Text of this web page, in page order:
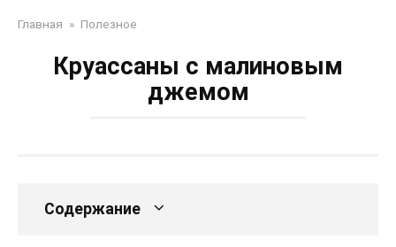
Главная » Полезное
Круассаны с малиновым
джемом
Содержание